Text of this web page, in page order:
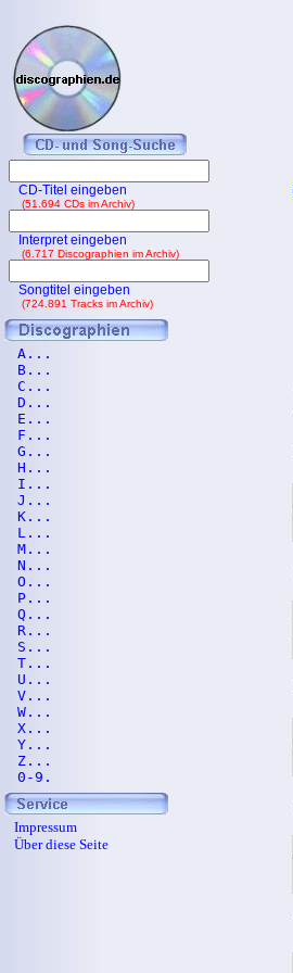
CD-Titel eingeben
(51.694 CDs im Archiv)
Interpret eingeben
(6.717 Discographien im Archiv)
Songtitel eingeben
(724.891 Tracks im Archiv)
A...
B...
C...
D...
E...
F...
G...
H...
I...
J...
K...
L...
M...
N...
O...
P...
Q...
R...
S...
T...
U...
V...
W...
X...
Y...
Z...
0-9.
Impressum
Über diese Seite